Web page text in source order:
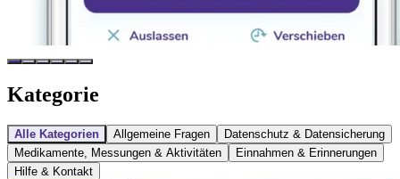
Kategorie
Alle Kategorien Allgemeine Fragen
Datenschutz & Datensicherung
Medikamente, Messungen & Aktivitäten
Einnahmen & Erinnerungen
Hilfe & Kontakt